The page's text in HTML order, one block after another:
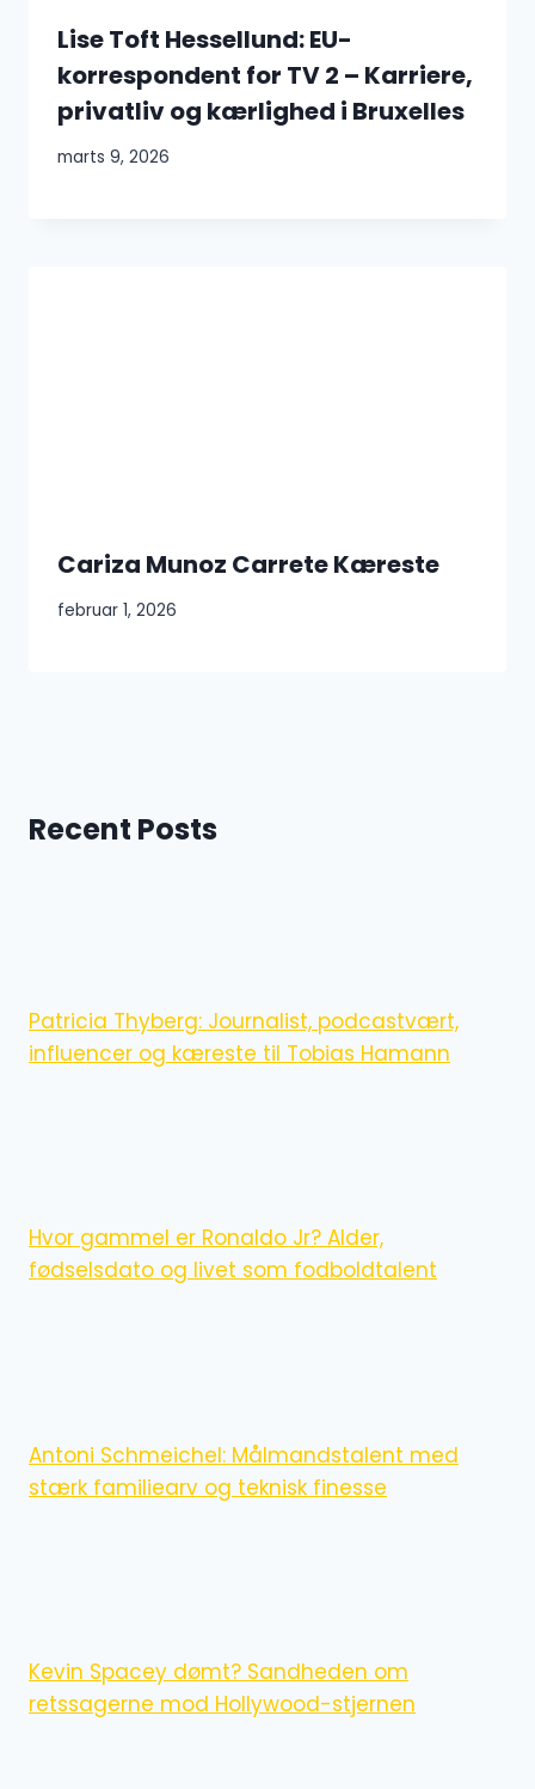
Lise Toft Hessellund: EU-
korrespondent for TV 2 – Karriere,
privatliv og kærlighed i Bruxelles
marts 9, 2026
Cariza Munoz Carrete Kæreste
februar 1, 2026
Recent Posts
Patricia Thyberg: Journalist, podcastvært,
influencer og kæreste til Tobias Hamann
Hvor gammel er Ronaldo Jr? Alder,
fødselsdato og livet som fodboldtalent
Antoni Schmeichel: Målmandstalent med
stærk familiearv og teknisk finesse
Kevin Spacey dømt? Sandheden om
retssagerne mod Hollywood-stjernen